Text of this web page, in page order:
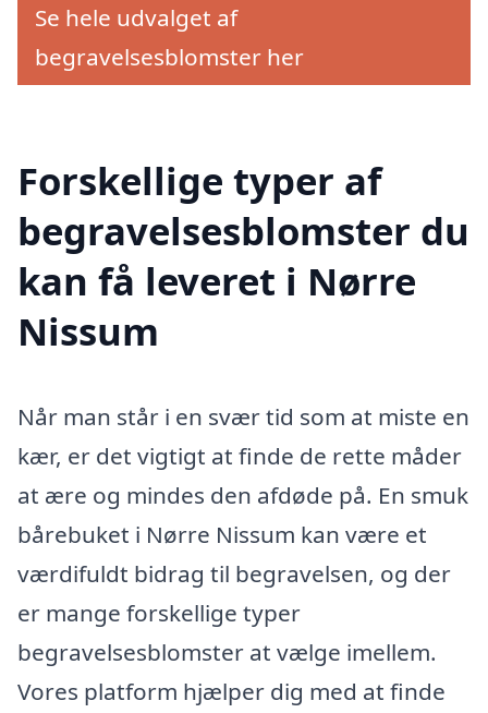
Se hele udvalget af
begravelsesblomster her
Forskellige typer af
begravelsesblomster du
kan få leveret i Nørre
Nissum
Når man står i en svær tid som at miste en
kær, er det vigtigt at finde de rette måder
at ære og mindes den afdøde på. En smuk
bårebuket i Nørre Nissum kan være et
værdifuldt bidrag til begravelsen, og der
er mange forskellige typer
begravelsesblomster at vælge imellem.
Vores platform hjælper dig med at finde